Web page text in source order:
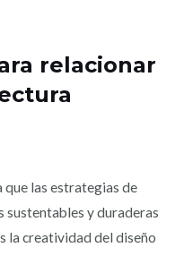
relacionar
que las estrategias de
sustentables y duraderas
la creatividad del diseño